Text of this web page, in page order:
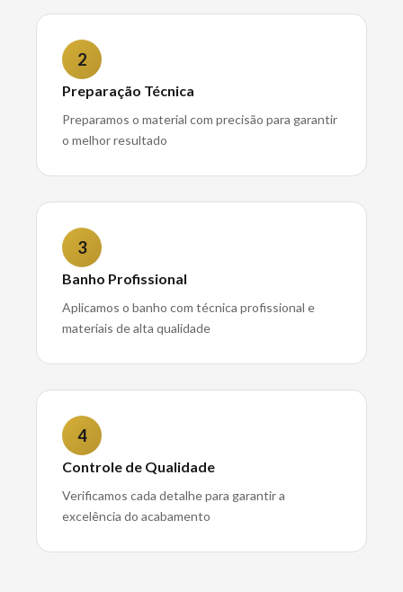
2
Preparação Técnica
Preparamos o material com precisão para garantir
o melhor resultado
3
Banho Profissional
Aplicamos o banho com técnica profissional e
materiais de alta qualidade
4
Controle de Qualidade
Verificamos cada detalhe para garantir a
excelência do acabamento